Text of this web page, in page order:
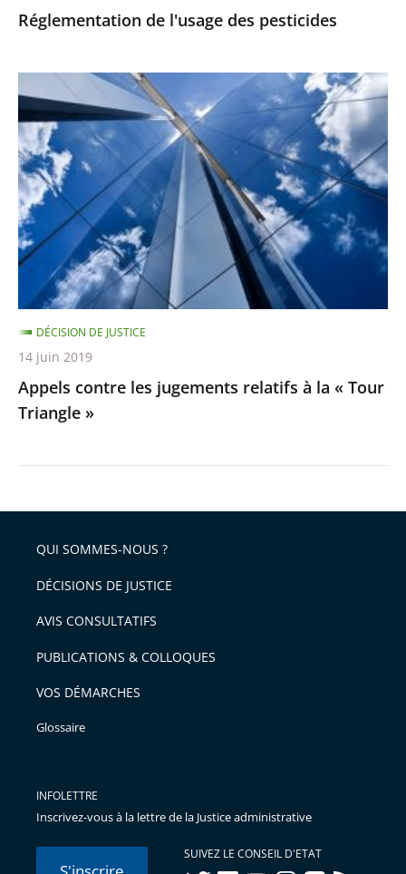
Réglementation de l'usage des pesticides
contre
les
jugements
relatifs
à
la
«
Tour
Triangle
»
Appels contre les jugements relatifs à la « Tour
Triangle »
DÉCISION DE JUSTICE
14 juin 2019
QUI SOMMES-NOUS ?
DÉCISIONS DE JUSTICE
AVIS CONSULTATIFS
PUBLICATIONS & COLLOQUES
VOS DÉMARCHES
Glossaire
INFOLETTRE
Inscrivez-vous à la lettre de la Justice administrative
SUIVEZ LE CONSEIL D'ETAT